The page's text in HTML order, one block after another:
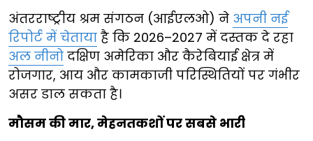
अंतरराष्ट्रीय श्रम संगठन (आईएलओ) ने अपनी नई
रिपोर्ट में चेताया है कि 2026–2027 में दस्तक दे रहा
अल नीनो दक्षिण अमेरिका और कैरेबियाई क्षेत्र में
रोजगार, आय और कामकाजी परिस्थितियों पर गंभीर
असर डाल सकता है।
मौसम की मार, मेहनतकशों पर सबसे भारी